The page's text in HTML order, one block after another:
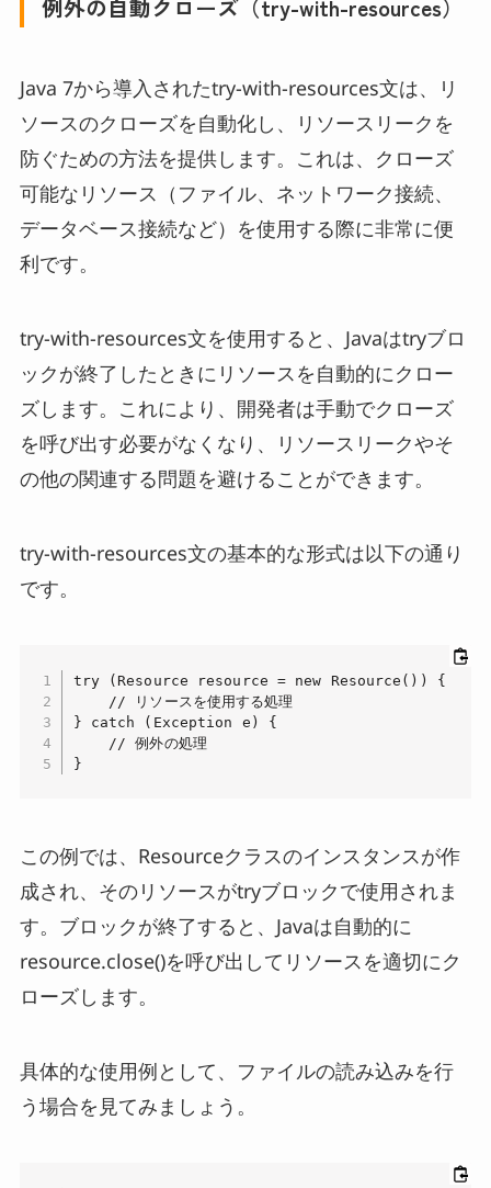
例外の自動クローズ（try-with-resources）
Java 7から導入されたtry-with-resources文は、リ
ソースのクローズを自動化し、リソースリークを
防ぐための方法を提供します。これは、クローズ
可能なリソース（ファイル、ネットワーク接続、
データベース接続など）を使用する際に非常に便
利です。
try-with-resources文を使用すると、Javaはtryブロ
ックが終了したときにリソースを自動的にクロー
ズします。これにより、開発者は手動でクローズ
を呼び出す必要がなくなり、リソースリークやそ
の他の関連する問題を避けることができます。
try-with-resources文の基本的な形式は以下の通り
です。
try (Resource resource = new Resource()) {
    // リソースを使用する処理
} catch (Exception e) {
    // 例外の処理
}
この例では、Resourceクラスのインスタンスが作
成され、そのリソースがtryブロックで使用されま
す。ブロックが終了すると、Javaは自動的に
resource.close()を呼び出してリソースを適切にク
ローズします。
具体的な使用例として、ファイルの読み込みを行
う場合を見てみましょう。